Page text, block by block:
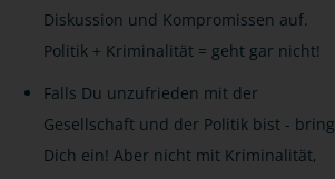
Diskussion und Kompromissen auf.
Politik + Kriminalität = geht gar nicht!
Falls Du unzufrieden mit der
Gesellschaft und der Politik bist - bring
Dich ein! Aber nicht mit Kriminalität,